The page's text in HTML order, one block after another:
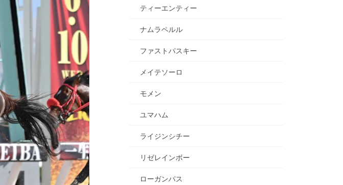
ティーエンティー
ナムラペルル
ファストパスキー
メイテソーロ
モメン
ユマハム
ライジンシチー
リゼレインボー
ローガンパス